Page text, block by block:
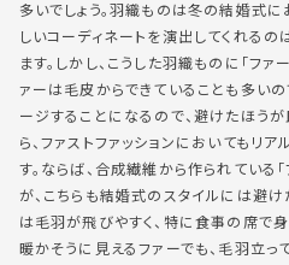
多いでしょう。羽織ものは冬の結婚式に
しいコーディネートを演出してくれる
ます。しかし、こうした羽織ものに「フ
ァーは毛皮からできていることも多い
ージすることになるので、避けたほう
ら、ファストファッションにおいてもリ
す。ならば、合成繊維から作られている
が、こちらも結婚式のスタイルには避
は毛羽が飛びやすく、特に食事の席で
暖かそうに見えるファーでも、毛羽立